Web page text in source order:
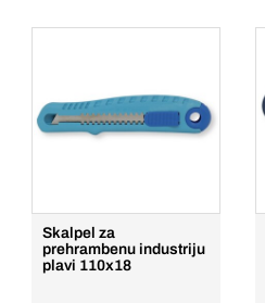
Skalpel za
prehrambenu industriju
plavi 110x18